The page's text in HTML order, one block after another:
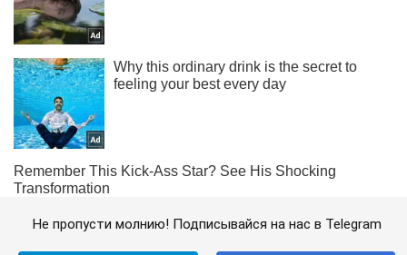
Не пропусти молнию! Подписывайся на нас в Telegram